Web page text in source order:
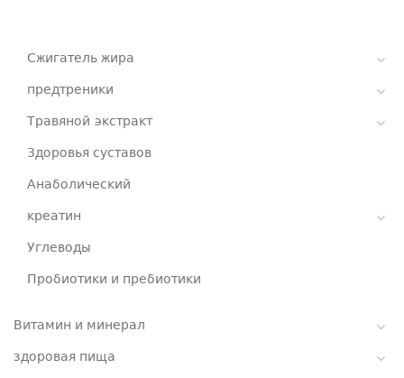
Сжигатель жира
предтреники
Травяной экстракт
Здоровья суставов
Анаболический
креатин
Углеводы
Пробиотики и пребиотики
Витамин и минерал
здоровая пища